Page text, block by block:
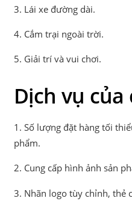
3. Lái xe đường dài.
4. Cắm trại ngoài trời.
5. Giải trí và vui chơi.
Dịch vụ
1. Số lượng đặt hàng tối
phẩm.
2. Cung cấp hình ảnh sản
3. Nhãn logo tùy chỉnh, thẻ